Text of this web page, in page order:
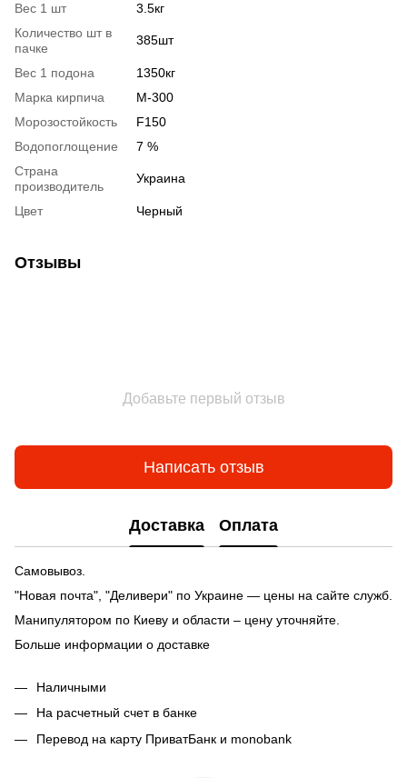
Вес 1 шт
3.5кг
Количество шт в
пачке
385шт
Вес 1 подона
1350кг
Марка кирпича
М-300
Морозостойкость
F150
Водопоглощение
7 %
Страна
производитель
Украина
Цвет Черный
Отзывы
Добавьте первый отзыв
Написать отзыв
Доставка Оплата
Самовывоз.
"Новая почта", "Деливери" по Украине — цены на сайте служб.
Манипулятором по Киеву и области – цену уточняйте.
Больше информации о доставке
Наличными
На расчетный счет в банке
Перевод на карту ПриватБанк и monobank